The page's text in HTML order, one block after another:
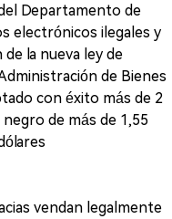
Departamento de
electrónicos ilegales y
la nueva ley de
de Bienes
con éxito más de 2
de más de 1,55
vendan legalmente